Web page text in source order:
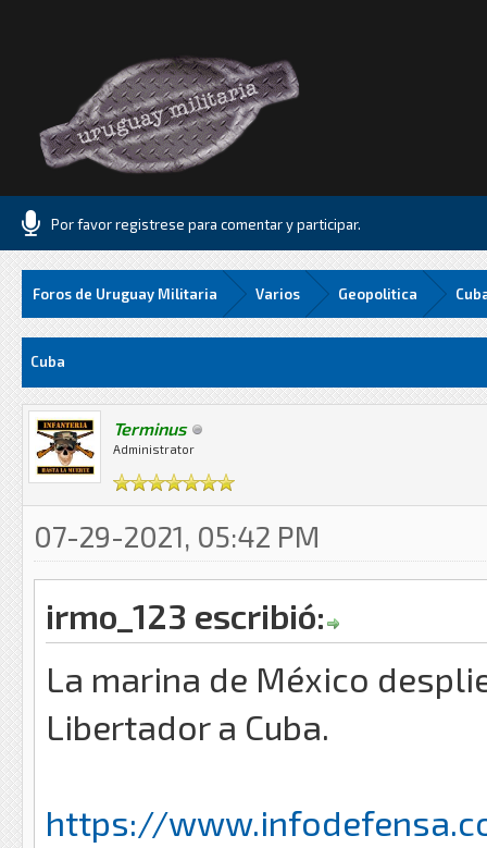
Por favor registrese para comentar y participar.
Foros de Uruguay Militaria Varios Geopolitica
Cuba
Terminus
Administrator
07-29-2021, 05:42 PM
irmo_123 escribió:
La marina de México
Libertador a Cuba.
https://